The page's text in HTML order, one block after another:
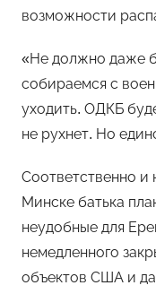
возможности
«Не должно даже
собираемся с
уходить. ОДКБ
не рухнет. Но
Соответственно
Минске батька
неудобные для
немедленного
объектов США и